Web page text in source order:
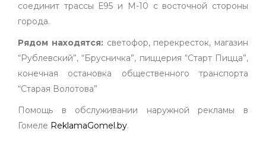
соединит трассы Е95 и М-10 с восточной стороны
города.
Рядом находятся:светофор, перекресток, магазин
“Рублевский”, “Брусничка”, пиццерия “Старт Пицца”,
конечная остановка общественного транспорта
“Старая Волотова”
Помощь в обслуживании наружной рекламы в
Гомеле ReklamaGomel.by.